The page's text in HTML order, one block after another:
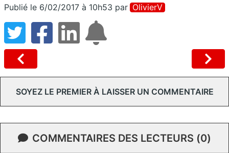
Publié le 6/02/2017 à 10h53 par OlivierV
SOYEZ LE PREMIER À LAISSER UN COMMENTAIRE
COMMENTAIRES DES LECTEURS (0)